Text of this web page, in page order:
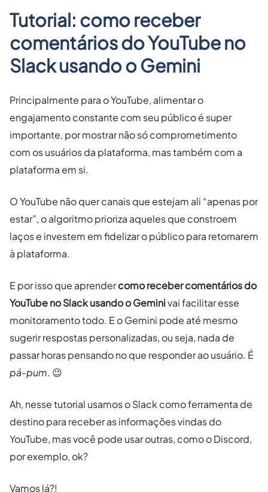
Tutorial: como receber
comentários do YouTube no
Slack usando o Gemini
Principalmente para o YouTube, alimentar o
engajamento constante com seu público é super
importante, por mostrar não só comprometimento
com os usuários da plataforma, mas também com a
plataforma em si.
O YouTube não quer canais que estejam ali “apenas por
estar”, o algoritmo prioriza aqueles que constroem
laços e investem em fidelizar o público para retornarem
à plataforma.
E por isso que aprendercomo receber comentários do
YouTube no Slack usando o Geminivai facilitar esse
monitoramento todo. E o Gemini pode até mesmo
sugerir respostas personalizadas, ou seja, nada de
passar horas pensando no que responder ao usuário. É
pá-pum. 😉
Ah, nesse tutorial usamos o Slack como ferramenta de
destino para receber as informações vindas do
YouTube, mas você pode usar outras, como o Discord,
por exemplo, ok?
Vamos lá?!